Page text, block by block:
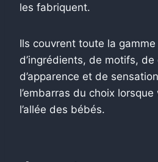
les fabriquent.
Ils couvrent toute la
d’ingrédients, de motifs, de
d’apparence et de
l’embarras du choix
l’allée des bébés.